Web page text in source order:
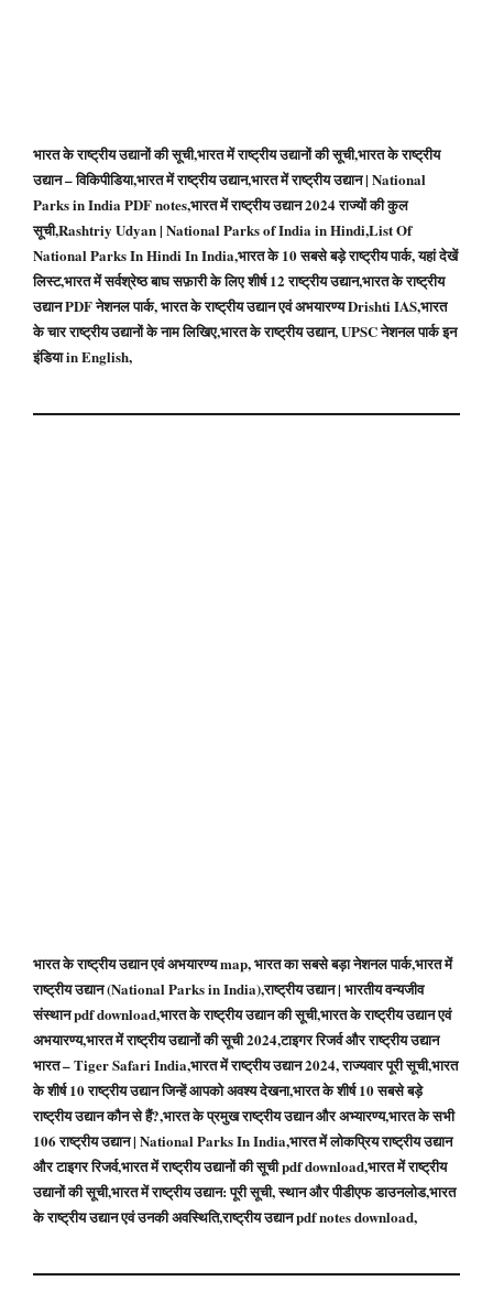
भारत के राष्ट्रीय उद्यानों की सूची,भारत में राष्ट्रीय उद्यानों की सूची,भारत के राष्ट्रीय
उद्यान – विकिपीडिया,भारत में राष्ट्रीय उद्यान,भारत में राष्ट्रीय उद्यान | National
Parks in India PDF notes,भारत में राष्ट्रीय उद्यान 2024 राज्यों की कुल
सूची,Rashtriy Udyan | National Parks of India in Hindi,List Of
National Parks In Hindi In India,भारत के 10 सबसे बड़े राष्ट्रीय पार्क, यहां देखें
लिस्ट,भारत में सर्वश्रेष्ठ बाघ सफ़ारी के लिए शीर्ष 12 राष्ट्रीय उद्यान,भारत के राष्ट्रीय
उद्यान PDF नेशनल पार्क, भारत के राष्ट्रीय उद्यान एवं अभयारण्य Drishti IAS,भारत
के चार राष्ट्रीय उद्यानों के नाम लिखिए,भारत के राष्ट्रीय उद्यान, UPSC नेशनल पार्क इन
इंडिया in English,
भारत के राष्ट्रीय उद्यान एवं अभयारण्य map, भारत का सबसे बड़ा नेशनल पार्क,भारत में
राष्ट्रीय उद्यान (National Parks in India),राष्ट्रीय उद्यान | भारतीय वन्यजीव
संस्थान pdf download,भारत के राष्ट्रीय उद्यान की सूची,भारत के राष्ट्रीय उद्यान एवं
अभयारण्य,भारत में राष्ट्रीय उद्यानों की सूची 2024,टाइगर रिजर्व और राष्ट्रीय उद्यान
भारत – Tiger Safari India,भारत में राष्ट्रीय उद्यान 2024, राज्यवार पूरी सूची,भारत
के शीर्ष 10 राष्ट्रीय उद्यान जिन्हें आपको अवश्य देखना,भारत के शीर्ष 10 सबसे बड़े
राष्ट्रीय उद्यान कौन से हैं?,भारत के प्रमुख राष्‍ट्रीय उद्यान और अभ्‍यारण्‍य,भारत के सभी
106 राष्ट्रीय उद्यान | National Parks In India,भारत में लोकप्रिय राष्ट्रीय उद्यान
और टाइगर रिजर्व,भारत में राष्ट्रीय उद्यानों की सूची pdf download,भारत में राष्ट्रीय
उद्यानों की सूची,भारत में राष्ट्रीय उद्यान: पूरी सूची, स्थान और पीडीएफ डाउनलोड,भारत
के राष्ट्रीय उद्यान एवं उनकी अवस्थिति,राष्ट्रीय उद्यान pdf notes download,